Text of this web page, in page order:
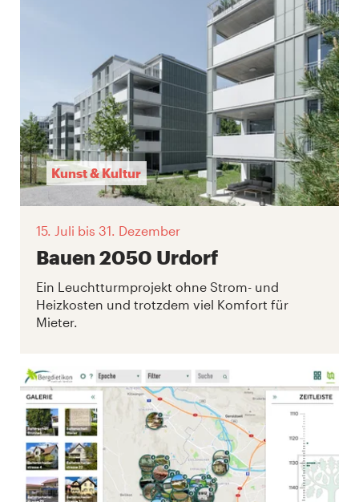
Kunst & Kultur
15. Juli bis 31. Dezember
Bauen 2050 Urdorf
Ein Leuchtturmprojekt ohne Strom- und
Heizkosten und trotzdem viel Komfort für
Mieter.